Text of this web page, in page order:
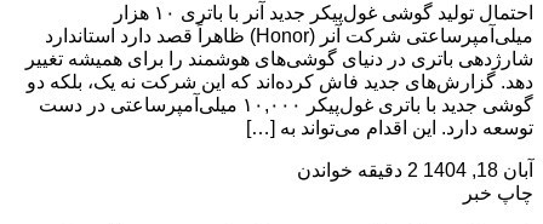
احتمال تولید گوشی غول‌پیکر جدید آنر با باتری ۱۰ هزار
میلی‌آمپرساعتی شرکت آنر (Honor) ظاهراً قصد دارد استاندارد
شارژدهی باتری در دنیای گوشی‌های هوشمند را برای همیشه تغییر
دهد. گزارش‌های جدید فاش کرده‌اند که این شرکت نه یک، بلکه دو
گوشی جدید با باتری غول‌پیکر ۱۰,۰۰۰ میلی‌آمپرساعتی در دست
توسعه دارد. این اقدام می‌تواند به […]
آبان 18, 1404
2 دقیقه خواندن
چاپ خبر